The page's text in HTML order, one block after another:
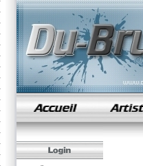
samples de rap